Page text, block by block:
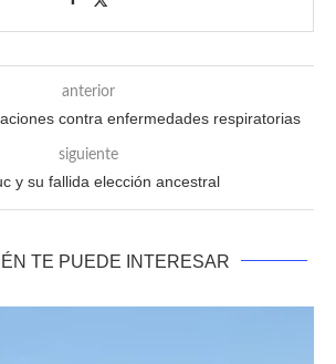
anterior
contra enfermedades respiratorias
siguiente
y su fallida elección ancestral
TE PUEDE INTERESAR